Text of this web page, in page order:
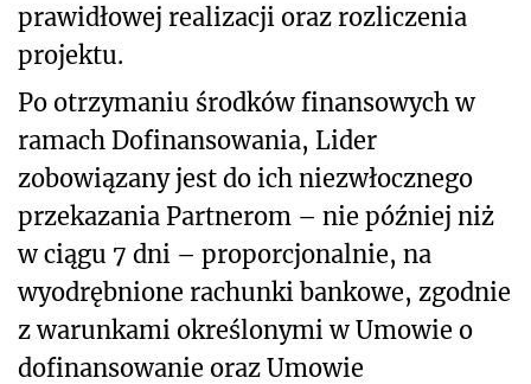
prawidłowej realizacji oraz rozliczenia
projektu.
Po otrzymaniu środków finansowych w
ramach Dofinansowania, Lider
zobowiązany jest do ich niezwłocznego
przekazania Partnerom – nie później niż
w ciągu 7 dni – proporcjonalnie, na
wyodrębnione rachunki bankowe, zgodnie
z warunkami określonymi w Umowie o
dofinansowanie oraz Umowie